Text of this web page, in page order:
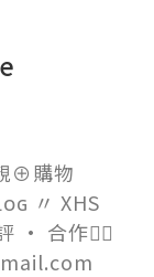
⊕購物
〃 XHS
• 合作👈🏻